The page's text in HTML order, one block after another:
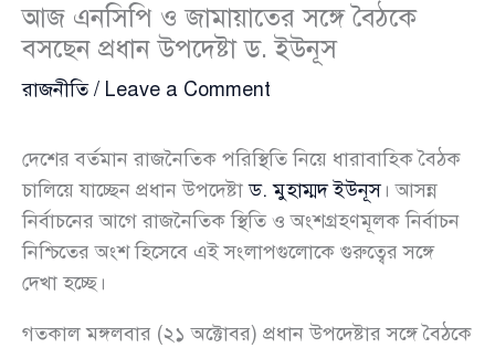
আজ এনসিপি ও জামায়াতের সঙ্গে বৈঠকে
বসছেন প্রধান উপদেষ্টা ড. ইউনূস
রাজনীতি/ Leave a Comment
দেশের বর্তমান রাজনৈতিক পরিস্থিতি নিয়ে ধারাবাহিক বৈঠক
চালিয়ে যাচ্ছেন প্রধান উপদেষ্টাড. মুহাম্মদ ইউনূস। আসন্ন
নির্বাচনের আগে রাজনৈতিক স্থিতি ও অংশগ্রহণমূলক নির্বাচন
নিশ্চিতের অংশ হিসেবে এই সংলাপগুলোকে গুরুত্বের সঙ্গে
দেখা হচ্ছে।
গতকাল মঙ্গলবার (২১ অক্টোবর) প্রধান উপদেষ্টার সঙ্গে বৈঠকে